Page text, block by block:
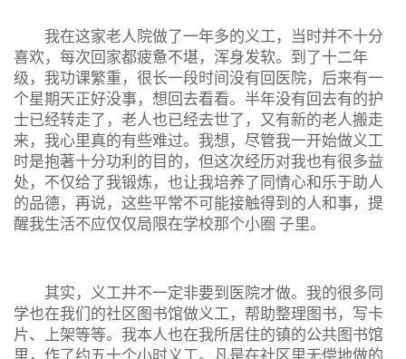
我在这家老人院做了一年多的义工，当时并不十分
喜欢，每次回家都疲惫不堪，浑身发软。到了十二年
级，我功课繁重，很长一段时间没有回医院，后来有一
个星期天正好没事，想回去看看。半年没有回去有的护
士已经转走了，老人也已经去世了，又有新的老人搬走
来，我心里真的有些难过。我想，尽管我一开始做义工
时是抱著十分功利的目的，但这次经历对我也有很多益
处，不仅给了我锻炼，也让我培养了同情心和乐于助人
的品德，再说，这些平常不可能接触得到的人和事，提
醒我生活不应仅仅局限在学校那个小圈 子里。
其实，义工并不一定非要到医院才做。我的很多同
学也在我们的社区图书馆做义工，帮助整理图书，写卡
片、上架等等。我本人也在我所居住的镇的公共图书馆